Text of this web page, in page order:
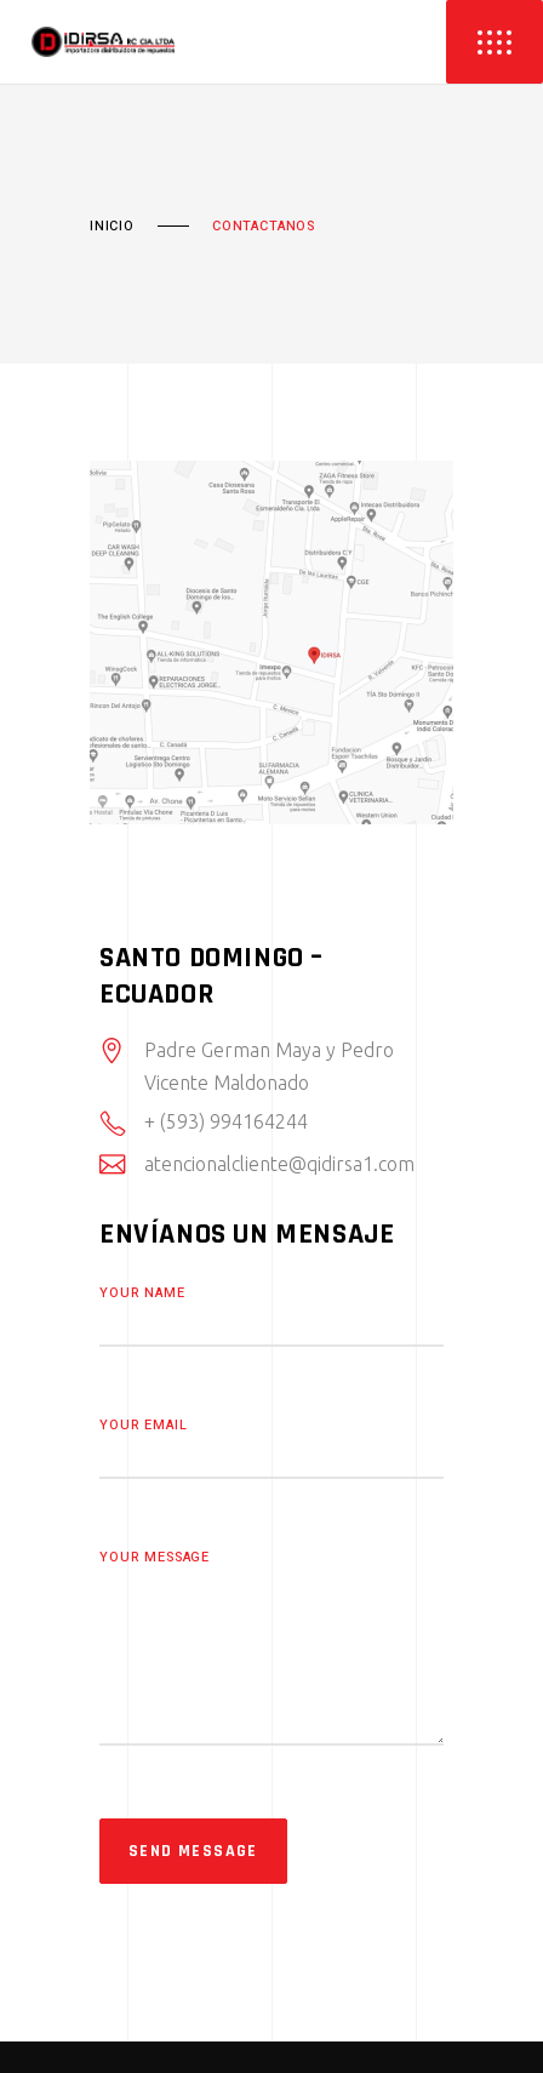
INICIO CONTACTANOS
SANTO DOMINGO –
ECUADOR
Padre German Maya y Pedro
Vicente Maldonado
+ (593) 994164244
atencionalcliente@qidirsa1.com
ENVÍANOS UN MENSAJE
YOUR NAME
YOUR EMAIL
YOUR MESSAGE
SEND MESSAGE